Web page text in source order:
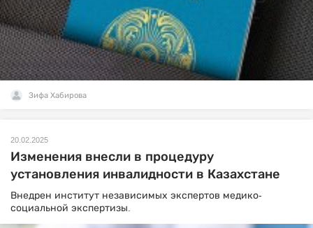
Зифа Хабирова
20.02.2025
Изменения внесли в процедуру
установления инвалидности в Казахстане
Внедрен институт независимых экспертов медико-
социальной экспертизы.